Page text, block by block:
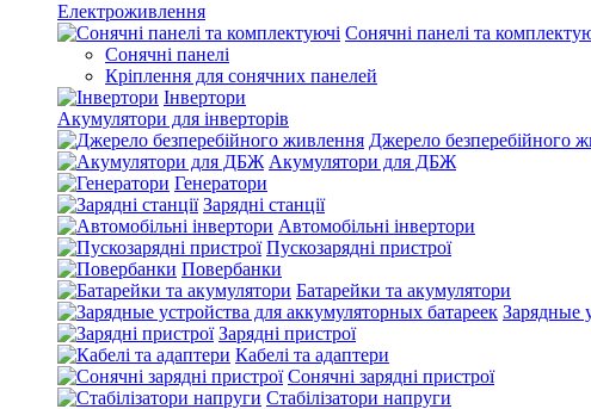
Електроживлення
Сонячні панелі та
Сонячні панелі
Кріплення для сонячних панелей
Інвертори
Акумулятори для інверторів
Джерело безперебійного
Акумулятори для ДБЖ
Генератори
Зарядні станції
Автомобільні інвертори
Пускозарядні пристрої
Повербанки
Батарейки та акумулятори
Зарядные
Зарядні пристрої
Кабелі та адаптери
Сонячні зарядні пристрої
Стабілізатори напруги